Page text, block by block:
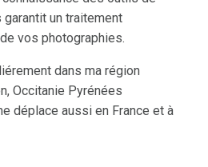
un traitement
vos photographies.
dans ma région
Occitanie Pyrénées
déplace aussi en France et à